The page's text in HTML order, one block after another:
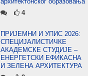
4
ПРИЈЕМНИ И УПИС 2026:
СПЕЦИЈАЛИСТИЧКЕ
АКАДЕМСКЕ СТУДИЈЕ –
ЕНЕРГЕТСКИ ЕФИКАСНА
И ЗЕЛЕНА АРХИТЕКТУРА